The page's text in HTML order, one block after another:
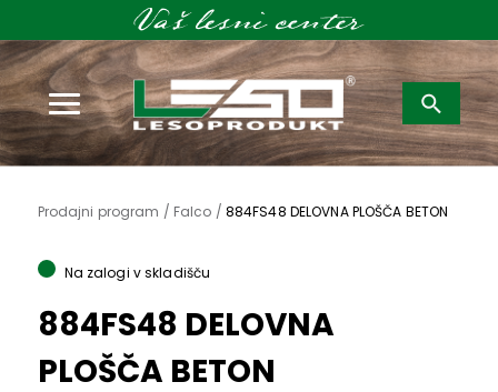
Išči:
Prodajni program / Falco / 884FS48 DELOVNA PLOŠČA BETON
Na zalogi v skladišču
884FS48 DELOVNA
PLOŠČA BETON